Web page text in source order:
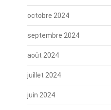
octobre 2024
septembre 2024
août 2024
juillet 2024
juin 2024